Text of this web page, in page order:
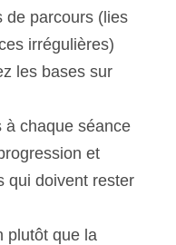
de parcours (lies
irrégulières)
les bases sur
à chaque séance
et
qui doivent rester
plutôt que la